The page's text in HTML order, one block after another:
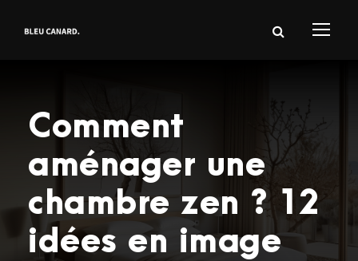
Comment
aménager une
chambre zen ? 12
idées en image